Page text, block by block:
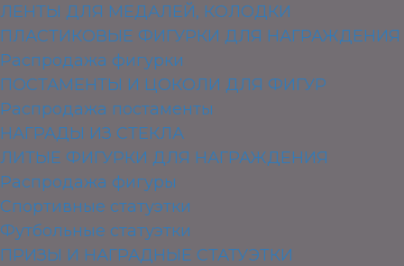
ЛЕНТЫ ДЛЯ МЕДАЛЕЙ, КОЛОДКИ
ПЛАСТИКОВЫЕ ФИГУРКИ ДЛЯ НАГРАЖДЕНИЯ
Распродажа фигурки
ПОСТАМЕНТЫ И ЦОКОЛИ ДЛЯ ФИГУР
Распродажа постаменты
НАГРАДЫ ИЗ СТЕКЛА
ЛИТЫЕ ФИГУРКИ ДЛЯ НАГРАЖДЕНИЯ
Распродажа фигуры
Спортивные статуэтки
Футбольные статуэтки
ПРИЗЫ И НАГРАДНЫЕ СТАТУЭТКИ